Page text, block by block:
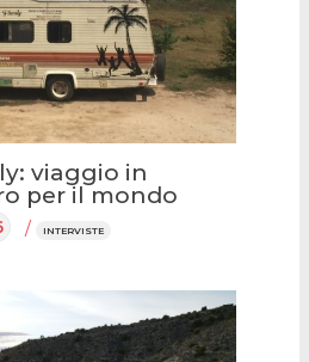
viaggio in
per il mondo
/ INTERVISTE